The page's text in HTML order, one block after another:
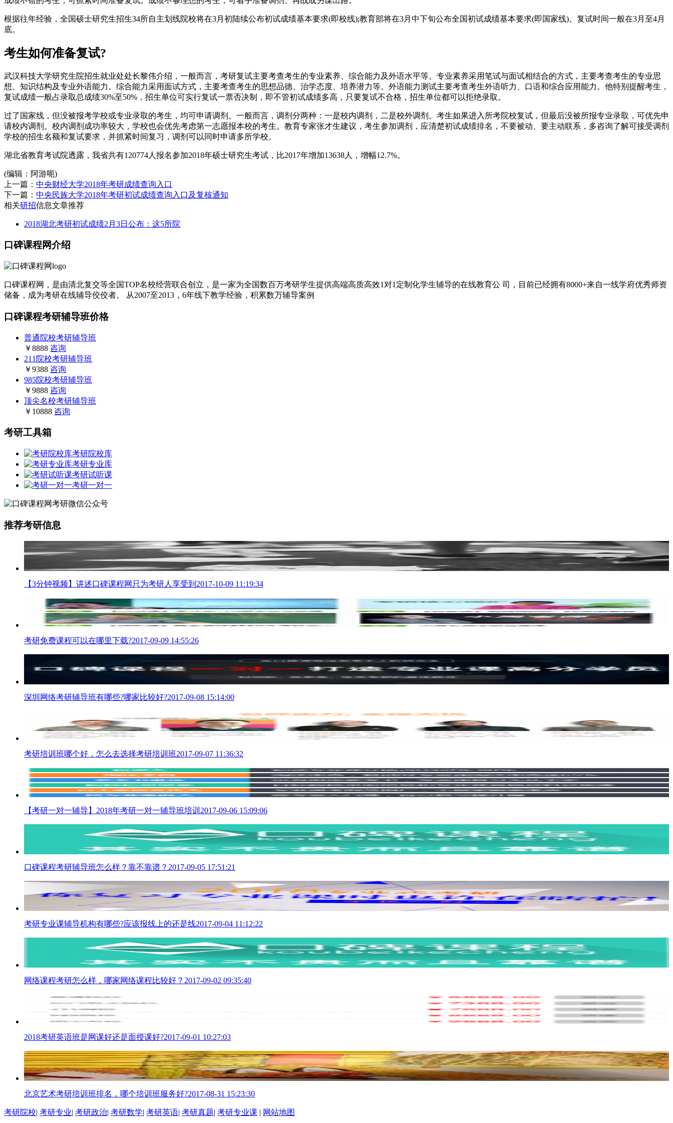
根据往年经验，全国硕士研究生招生34所自主划线院校将在3月初陆续公布初试成绩基本要求(即校线);教育部将在3月中下旬公布全国初试成绩基本要求(即国家线)。复试时间一般在3月至4月
底。
考生如何准备复试?
武汉科技大学研究生院招生就业处处长黎伟介绍，一般而言，考研复试主要考查考生的专业素养、综合能力及外语水平等。专业素养采用笔试与面试相结合的方式，主要考查考生的专业思
想、知识结构及专业外语能力。综合能力采用面试方式，主要考查考生的思想品德、治学态度、培养潜力等。外语能力测试主要考查考生外语听力、口语和综合应用能力。他特别提醒考生，
复试成绩一般占录取总成绩30%至50%，招生单位可实行复试一票否决制，即不管初试成绩多高，只要复试不合格，招生单位都可以拒绝录取。
过了国家线，但没被报考学校或专业录取的考生，均可申请调剂。一般而言，调剂分两种：一是校内调剂，二是校外调剂。考生如果进入所考院校复试，但最后没被所报专业录取，可优先申
请校内调剂。校内调剂成功率较大，学校也会优先考虑第一志愿报本校的考生。教育专家张才生建议，考生参加调剂，应清楚初试成绩排名，不要被动、要主动联系，多咨询了解可接受调剂
学校的招生名额和复试要求，并抓紧时间复习，调剂可以同时申请多所学校。
湖北省教育考试院透露，我省共有120774人报名参加2018年硕士研究生考试，比2017年增加13638人，增幅12.7%。
(编辑：阿游呃)
上一篇： 中央财经大学2018年考研成绩查询入口
下一篇： 中央民族大学2018年考研初试成绩查询入口及复核通知
相关研招信息文章推荐
2018湖北考研初试成绩2月3日公布：这5所院
口碑课程网介绍
口碑课程网，是由清北复交等全国TOP名校经营联合创立，是一家为全国数百万考研学生提供高端高质高效1对1定制化学生辅导的在线教育公 司，目前已经拥有8000+来自一线学府优秀师资
储备，成为考研在线辅导佼佼者。 从2007至2013，6年线下教学经验，积累数万辅导案例
口碑课程考研辅导班价格
普通院校考研辅导班
￥8888 咨询
211院校考研辅导班
￥9388 咨询
985院校考研辅导班
￥9888 咨询
顶尖名校考研辅导班
￥10888 咨询
考研工具箱
考研院校库
考研专业库
考研试听课
考研一对一
推荐考研信息
【3分钟视频】讲述口碑课程网只为考研人享受到 2017-10-09 11:19:34
考研免费课程可以在哪里下载?2017-09-09 14:55:26
深圳网络考研辅导班有哪些?哪家比较好?2017-09-08 15:14:00
考研培训班哪个好，怎么去选择考研培训班2017-09-07 11:36:32
【考研一对一辅导】2018年考研一对一辅导班培训 2017-09-06 15:09:06
口碑课程考研辅导班怎么样？靠不靠谱？ 2017-09-05 17:51:21
考研专业课辅导机构有哪些?应该报线上的还是线2017-09-04 11:12:22
网络课程考研怎么样，哪家网络课程比较好？ 2017-09-02 09:35:40
2018考研英语班是网课好还是面授课好?2017-09-01 10:27:03
北京艺术考研培训班排名，哪个培训班服务好?2017-08-31 15:23:30
考研院校| 考研专业| 考研政治| 考研数学| 考研英语| 考研真题| 考研专业课 | 网站地图